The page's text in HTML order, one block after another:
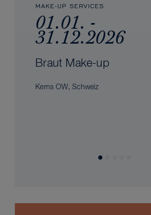
MAKE-UP SERVICES
01.01. -
31.12.2026
Braut Make-up
Kerns OW, Schweiz